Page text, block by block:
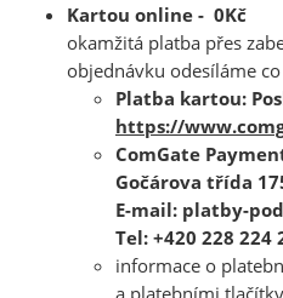
Kartou online - 0Kč
okamžitá platba přes
objednávku odesíláme
Platba kartou:
https://
ComGate
Gočárova třída
E-mail: platby-
Tel: +420 228 224
informace o